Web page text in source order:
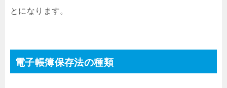
とになります。
電子帳簿保存法の種類